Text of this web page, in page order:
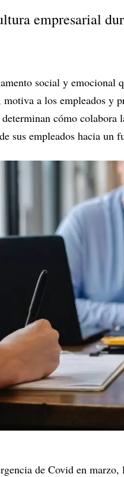
empresarial
social y emocional
a los empleados y
cómo
sus empleados hacia un
de Covid en marzo,